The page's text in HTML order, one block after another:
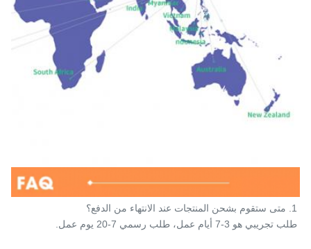
1. متى ستقوم بشحن المنتجات عند الانتهاء من الدفع؟
طلب تجريبي هو 3-7 أيام عمل، طلب رسمي 7-20 يوم عمل.